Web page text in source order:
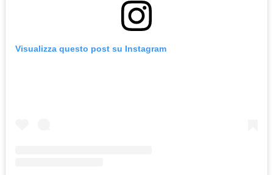
Visualizza questo post su Instagram